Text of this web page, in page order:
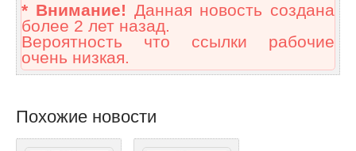
* Внимание! Данная новость создана
более 2 лет назад.
Вероятность что ссылки рабочие
очень низкая.
Похожие новости